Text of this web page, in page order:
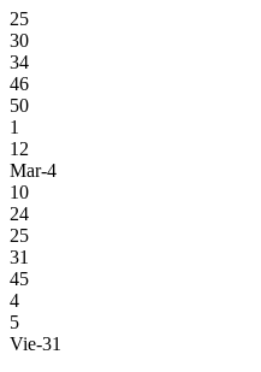
25
30
34
46
50
1
12
Mar-4
10
24
25
31
45
4
5
Vie-31